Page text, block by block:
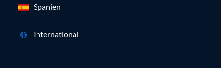
Spanien
International